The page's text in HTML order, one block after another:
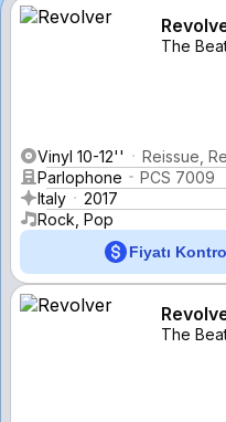
The
Vinyl 10-12''
Reissue,
Parlophone
PCS 7009
Italy
2017
Rock, Pop
Fiyatı
The